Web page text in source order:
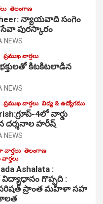
తెలంగాణ
న్యాయవాది సంగెం
సేవా పురస్కారం
NEWS
ప్రముఖ వార్తలు
కిటకిటలాడిన
NEWS
ప్రముఖ వార్తలు విద్య & ఉద్యోగము
4లో వార్డు
దర్శనాల హరీష్
NEWS
తెలంగాణ
వార్తలు
Ashalata :
గొప్పది :
ప్రాంత మహిళా సహ